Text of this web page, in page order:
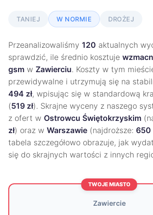
TANIEJ W NORMIE DROŻEJ
Przeanalizowaliśmy 120 aktualnych
sprawdzić, ile średnio kosztuje
gsm w Zawierciu. Koszty w tym
przewidywalne i utrzymują się na
494 zł, wpisując się w standardową
(519 zł). Skrajne wyceny z naszego
z ofert w Ostrowcu Świętokrzyskim
zł) oraz w Warszawie (najdroższe: 650
tabela szczegółowo obrazuje, jak
się do skrajnych wartości z innych
TWOJE MIASTO
Zawiercie